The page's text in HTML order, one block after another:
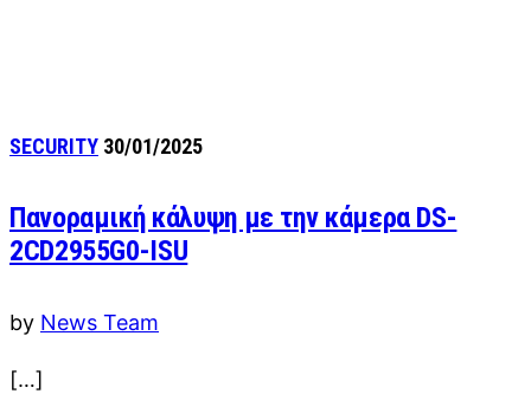
SECURITY 30/01/2025
Πανοραμική κάλυψη με την κάμερα DS-
2CD2955G0-ISU
by News Team
[…]